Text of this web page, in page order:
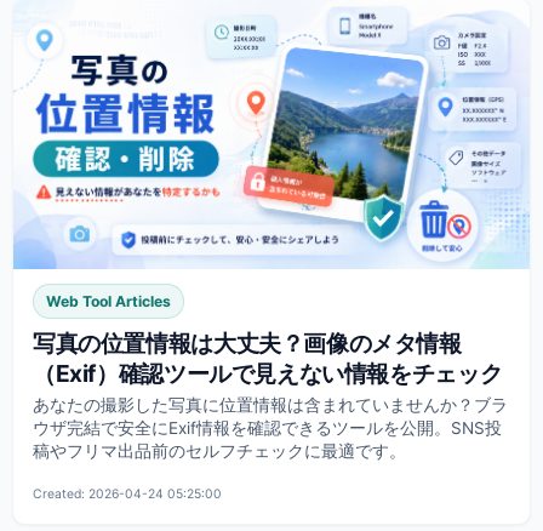
Web Tool Articles
写真の位置情報は大丈夫？画像のメタ情報
（Exif）確認ツールで見えない情報をチェック
あなたの撮影した写真に位置情報は含まれていませんか？ブラ
ウザ完結で安全にExif情報を確認できるツールを公開。SNS投
稿やフリマ出品前のセルフチェックに最適です。
Created: 2026-04-24 05:25:00